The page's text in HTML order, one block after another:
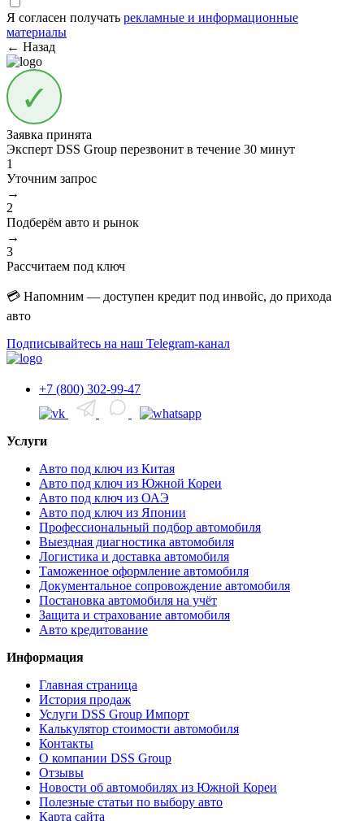
Я согласен получать рекламные и информационные
материалы
← Назад
Заявка принята
Эксперт DSS Group перезвонит в течение 30 минут
1
Уточним запрос
→
2
Подберём авто и рынок
→
3
Рассчитаем под ключ
💳 Напомним — доступен кредит под инвойс, до прихода
авто
Подписывайтесь на наш Telegram-канал
+7 (800) 302-99-47
Услуги
Авто под ключ из Китая
Авто под ключ из Южной Кореи
Авто под ключ из ОАЭ
Авто под ключ из Японии
Профессиональный подбор автомобиля
Выездная диагностика автомобиля
Логистика и доставка автомобиля
Таможенное оформление автомобиля
Документальное сопровождение автомобиля
Постановка автомобиля на учёт
Защита и страхование автомобиля
Авто кредитование
Информация
Главная страница
История продаж
Услуги DSS Group Импорт
Калькулятор стоимости автомобиля
Контакты
О компании DSS Group
Отзывы
Новости об автомобилях из Южной Кореи
Полезные статьи по выбору авто
Карта сайта